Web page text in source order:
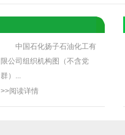
中国石化扬子石油化工有
限公司组织机构图（不含党
群）...
>>阅读详情